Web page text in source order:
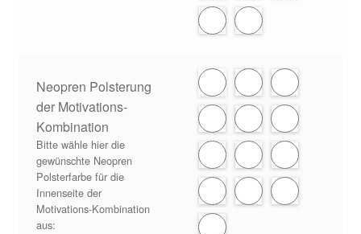
Neopren Polsterung
der Motivations-
Kombination
Bitte wähle hier die
gewünschte Neopren
Polsterfarbe für die
Innenseite der
Motivations-Kombination
aus: